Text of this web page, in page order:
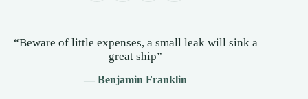
“Beware of little expenses, a small leak will sink a
great ship”
— Benjamin Franklin